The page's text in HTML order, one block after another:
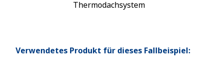
Thermodachsystem
Verwendetes Produkt für dieses Fallbeispiel: